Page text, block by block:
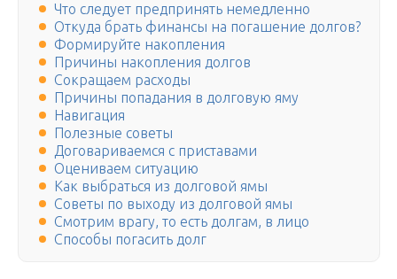
Что следует предпринять немедленно
Откуда брать финансы на погашение долгов?
Формируйте накопления
Причины накопления долгов
Сокращаем расходы
Причины попадания в долговую яму
Навигация
Полезные советы
Договариваемся с приставами
Оцениваем ситуацию
Как выбраться из долговой ямы
Советы по выходу из долговой ямы
Смотрим врагу, то есть долгам, в лицо
Способы погасить долг